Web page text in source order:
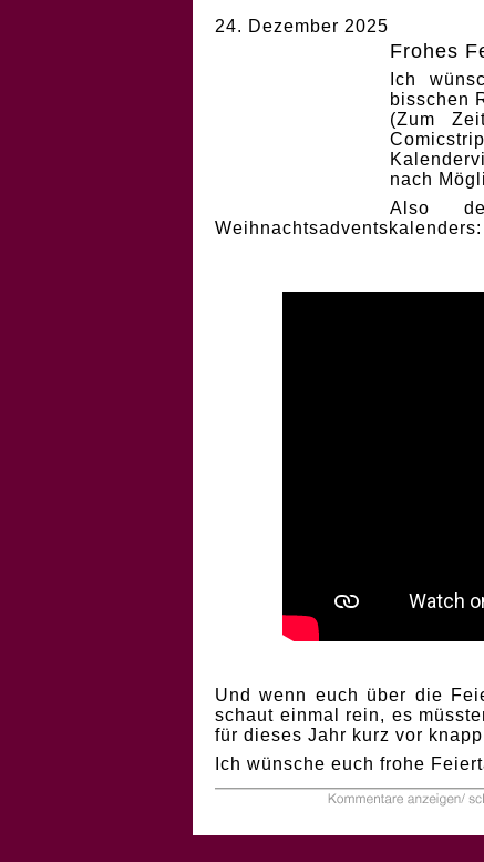
24. Dezember 2025
Frohes
Ich
bisschen
(Zum
nach
Also
Weihnachtsadventskalenders:
Und wenn euch über die
schaut einmal rein, es
für dieses Jahr kurz vor
Ich wünsche euch frohe